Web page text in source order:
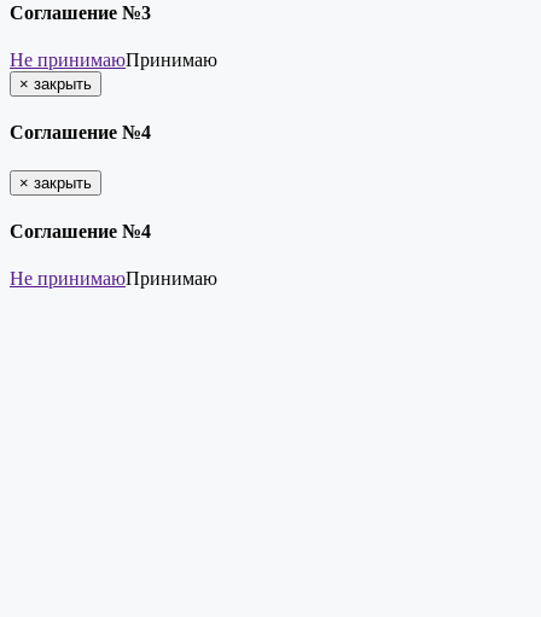
Соглашение №3
Не принимаюПринимаю
× закрыть
Соглашение №4
× закрыть
Соглашение №4
Не принимаюПринимаю